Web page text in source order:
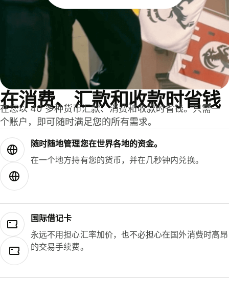
在消费、汇款和收款时省钱
在您以 40 多种货币汇款、消费和收款时省钱。只需一
个账户，即可随时满足您的所有需求。
随时随地管理您在世界各地的资金。
在一个地方持有您的货币，并在几秒钟内兑换。
国际借记卡
永远不用担心汇率加价，也不必担心在国外消费时高昂
的交易手续费。